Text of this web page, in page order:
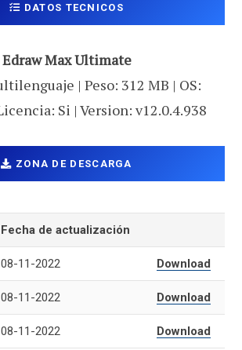
DATOS TECNICOS
Edraw Max Ultimate
| Peso: 312 MB | OS:
Si | Version: v12.0.4.938
ZONA DE DESCARGA
Fecha de actualización
08-11-2022 Download
08-11-2022 Download
08-11-2022 Download